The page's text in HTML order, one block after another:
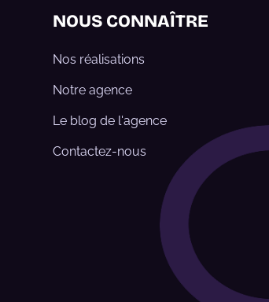
NOUS CONNAÎTRE
Nos réalisations
Notre agence
Le blog de l'agence
Contactez-nous